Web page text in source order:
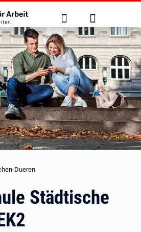
Suche Anmelden
Dueren
Städtische